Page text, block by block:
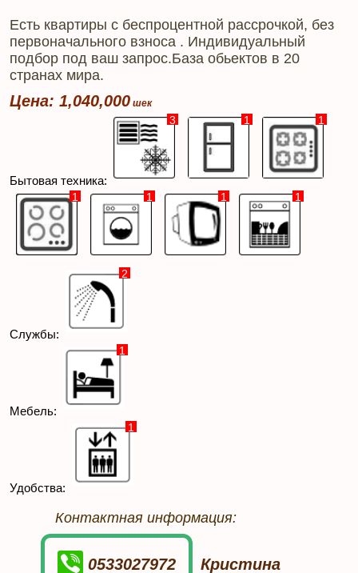
Есть квартиры с беспроцентной рассрочкой, без
первоначального взноса . Индивидуальный
подбор под ваш запрос.База обьектов в 20
странах мира.
Цена: 1,040,000
Бытовая техника:
3 1 1
1 1 1 1
Службы:
2
Мебель:
1
Удобства:
1
Контактная информация:
0533027972 Кристина